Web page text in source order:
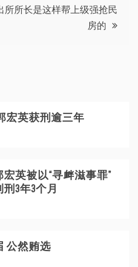
所所长是这样帮上级强抢民
房的
宏英获刑逾三年
英被以“寻衅滋事罪”
3年3个月
公然贿选